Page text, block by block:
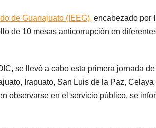
de Guanajuato (IEEG), encabezado por
de 10 mesas anticorrupción en
se llevó a cabo esta primera jornada
Irapuato, San Luis de la Paz, Celaya
observarse en el servicio público, se